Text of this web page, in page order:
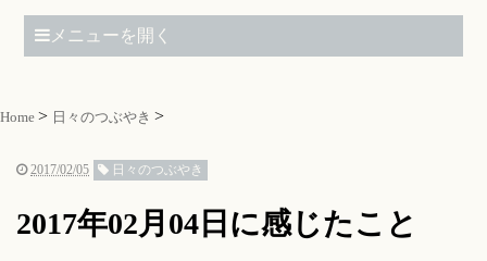
メニューを開く
Home 日々のつぶやき
2017/02/05 日々のつぶやき
2017年02月04日に感じたこと